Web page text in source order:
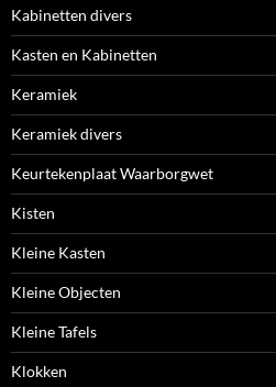
Kabinetten divers
Kasten en Kabinetten
Keramiek
Keramiek divers
Keurtekenplaat Waarborgwet
Kisten
Kleine Kasten
Kleine Objecten
Kleine Tafels
Klokken